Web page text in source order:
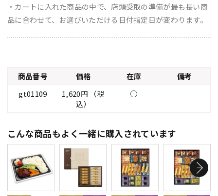
・カートに入れた商品の中で、店頭受取の準備が最も長い商
品に合わせて、お選びいただける日付指定日が変わります。
商品番号 価格 在庫
備考
gt01109
1,620円 （税
込）
○
こんな商品もよく一緒に購入されています